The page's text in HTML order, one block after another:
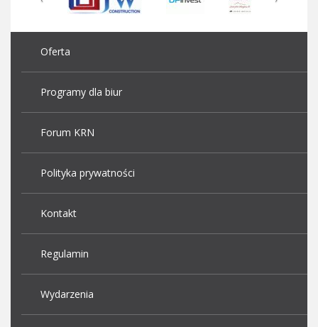
Oferta
Programy dla biur
Forum KRN
Polityka prywatności
Kontakt
Regulamin
Wydarzenia